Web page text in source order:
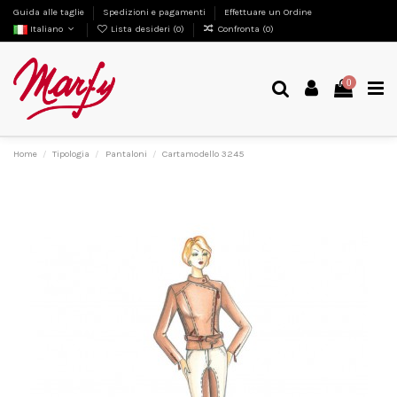
Guida alle taglie Spedizioni e pagamenti
Effettuare un Ordine
Italiano
Lista desideri (0) Confronta (0)
0
Home Tipologia Pantaloni Cartamodello 3245